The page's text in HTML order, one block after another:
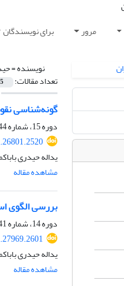
مرور برای نویسندگان
نویسنده =
تعداد مقالات: 5
گونه‌شناسی
دوره 15، شماره 44، 1404، صفحه
یداله حیدری
مشاهده مقاله
بررسی الگوی
دوره 14، شماره 41، 1403، صفحه
یداله حیدری
مشاهده مقاله